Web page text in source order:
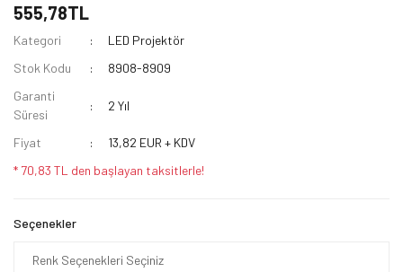
555,78TL
Kategori
LED Projektör
Stok Kodu
8908-8909
Garanti
Süresi
2 Yıl
Fiyat
13,82 EUR + KDV
* 70,83 TL den başlayan taksitlerle!
Seçenekler